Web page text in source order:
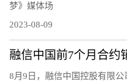
梦》媒体场
2023-08-09
融信中国前7个月合约
8月9日，融信中国控股有限公